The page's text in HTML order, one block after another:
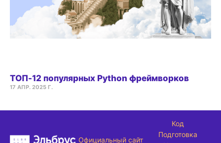
ТОП-12 популярных Python фреймворков
17 АПР. 2025 Г.
Официальный сайт
Код
Подготовка